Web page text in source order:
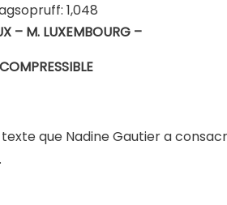
1,048
– M. LUXEMBOURG –
texte que Nadine Gautier a